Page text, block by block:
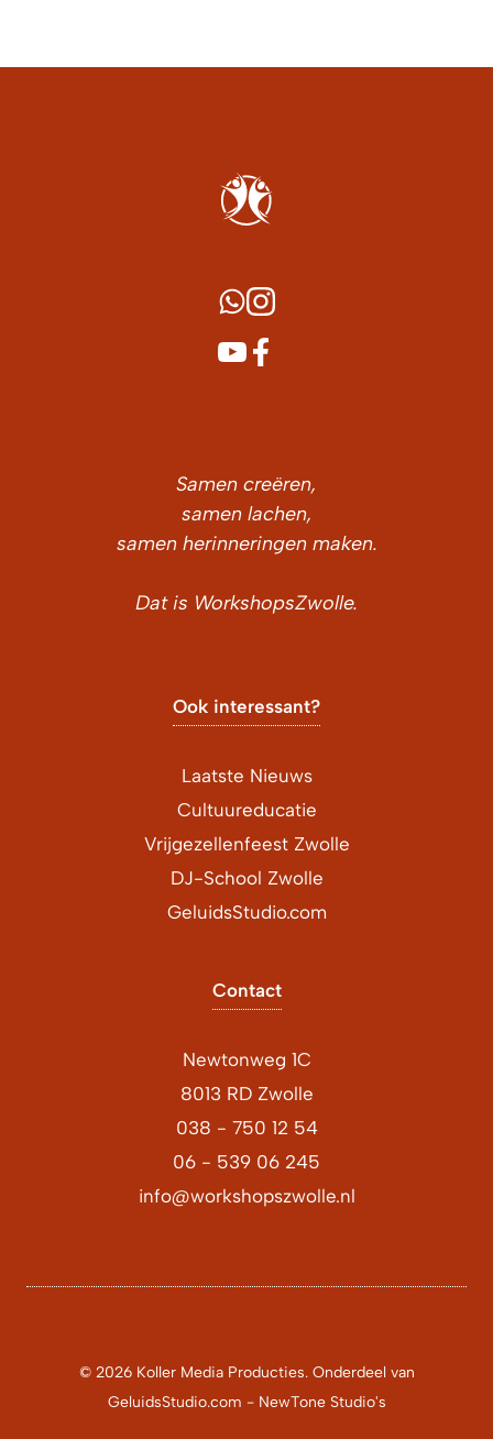
Samen creëren,
samen lachen,
samen herinneringen maken.
Dat is WorkshopsZwolle.
Ook interessant?
Laatste Nieuws
Cultuureducatie
Vrijgezellenfeest Zwolle
DJ-School Zwolle
GeluidsStudio.com
Contact
Newtonweg 1C
8013 RDZwolle
038 - 750 12 54
06 - 539 06 245
info@workshopszwolle.nl
© 2026 Koller Media Producties. Onderdeel van
GeluidsStudio.com - NewTone Studio's